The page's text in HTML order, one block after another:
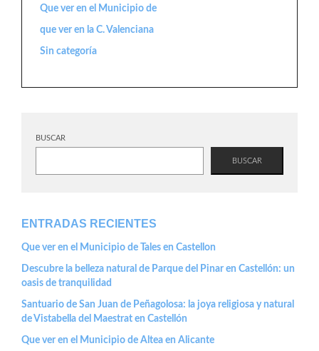
Que ver en el Municipio de
que ver en la C. Valenciana
Sin categoría
BUSCAR
BUSCAR
ENTRADAS RECIENTES
Que ver en el Municipio de Tales en Castellon
Descubre la belleza natural de Parque del Pinar en Castellón: un
oasis de tranquilidad
Santuario de San Juan de Peñagolosa: la joya religiosa y natural
de Vistabella del Maestrat en Castellón
Que ver en el Municipio de Altea en Alicante